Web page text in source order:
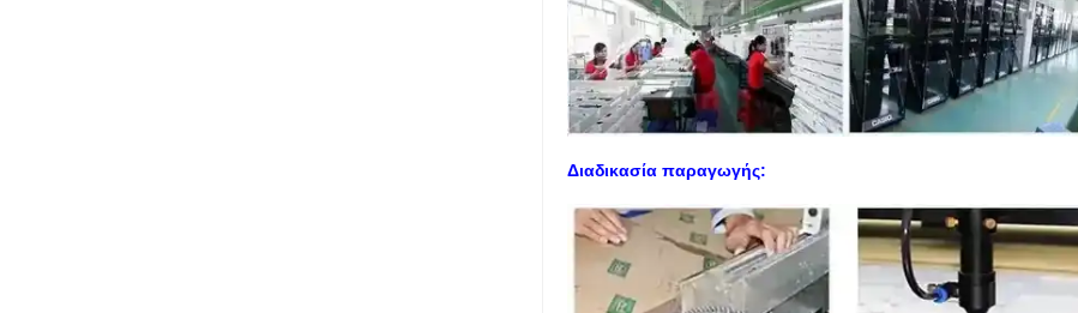
Διαδικασία παραγωγής: